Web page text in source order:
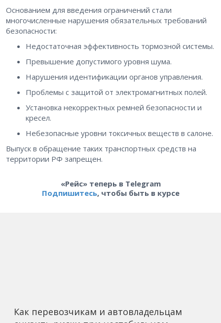
Основанием для введения ограничений стали
многочисленные нарушения обязательных требований
безопасности:
Недостаточная эффективность тормозной системы.
Превышение допустимого уровня шума.
Нарушения идентификации органов управления.
Проблемы с защитой от электромагнитных полей.
Установка некорректных ремней безопасности и
кресел.
Небезопасные уровни токсичных веществ в салоне.
Выпуск в обращение таких транспортных средств на
территории РФ запрещен.
«Рейс» теперь в Telegram
Подпишитесь, чтобы быть в курсе
Как перевозчикам и автовладельцам